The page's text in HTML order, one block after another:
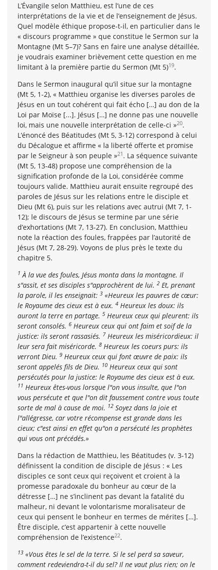
L’Évangile selon Matthieu, est l’une de ces
interprétations de la vie et de l’enseignement de Jésus.
Quel modèle éthique propose-t-il, en particulier dans le
« discours programme » que constitue le Sermon sur la
Montagne (Mt 5–7)? Sans en faire une analyse détaillée,
je voudrais examiner brièvement cette question en me
limitant à la première partie du Sermon (Mt 5)19.
Dans le Sermon inaugural qu’il situe sur la montagne
(Mt 5, 1-2), « Matthieu organise les diverses paroles de
Jésus en un tout cohérent qui fait écho […] au don de la
Loi par Moïse [...]. Jésus […] ne donne pas une nouvelle
loi, mais une nouvelle interprétation de celle-ci »20.
L’énoncé des Béatitudes (Mt 5, 3-12) correspond à celui
du Décalogue et affirme « la liberté offerte et promise
par le Seigneur à son peuple »21 . La séquence suivante
(Mt 5, 13-48) propose une compréhension de la
signification profonde de la Loi, considérée comme
toujours valide. Matthieu aurait ensuite regroupé des
paroles de Jésus sur les relations entre le disciple et
Dieu (Mt 6), puis sur les relations avec autrui (Mt 7, 1-
12); le discours de Jésus se termine par une série
d’exhortations (Mt 7, 13-27). En conclusion, Matthieu
note la réaction des foules, frappées par l’autorité de
Jésus (Mt 7, 28-29). Voyons de plus près le texte du
chapitre 5.
1 À la vue des foules, Jésus monta dans la montagne. Il
s"assit, et ses disciples s"approchèrent de lui. 2 Et, prenant
la parole, il les enseignait: 3 «Heureux les pauvres de cœur:
le Royaume des cieux est à eux. 4 Heureux les doux: ils
auront la terre en partage. 5 Heureux ceux qui pleurent: ils
seront consolés. 6 Heureux ceux qui ont faim et soif de la
justice: ils seront rassasiés. 7 Heureux les miséricordieux: il
leur sera fait miséricorde. 8 Heureux les coeurs purs: ils
verront Dieu. 9 Heureux ceux qui font œuvre de paix: ils
seront appelés fils de Dieu. 10 Heureux ceux qui sont
persécutés pour la justice: le Royaume des cieux est à eux.
11 Heureux êtes-vous lorsque l"on vous insulte, que l"on
vous persécute et que l"on dit faussement contre vous toute
sorte de mal à cause de moi. 12 Soyez dans la joie et
l"allégresse, car votre récompense est grande dans les
cieux; c"est ainsi en effet qu"on a persécuté les prophètes
qui vous ont précédés.»
Dans la rédaction de Matthieu, les Béatitudes (v. 3-12)
définissent la condition de disciple de Jésus : « Les
disciples ce sont ceux qui reçoivent et croient à la
promesse paradoxale du bonheur au cœur de la
détresse […] ne s’inclinent pas devant la fatalité du
malheur, ni devant le volontarisme moralisateur de
ceux qui pensent le bonheur en termes de mérites […].
Être disciple, c’est appartenir à cette nouvelle
compréhension de l’existence22.
13 «Vous êtes le sel de la terre. Si le sel perd sa saveur,
comment redeviendra-t-il du sel? Il ne vaut plus rien; on le